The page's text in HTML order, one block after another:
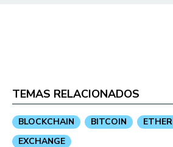
TEMAS RELACIONADOS
BLOCKCHAIN BITCOIN
EXCHANGE